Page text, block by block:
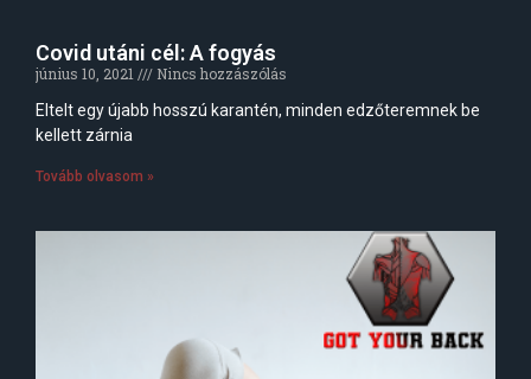
Covid utáni cél: A fogyás
június 10, 2021
Nincs hozzászólás
Eltelt egy újabb hosszú karantén, minden edzőteremnek be
kellett zárnia
Tovább olvasom »